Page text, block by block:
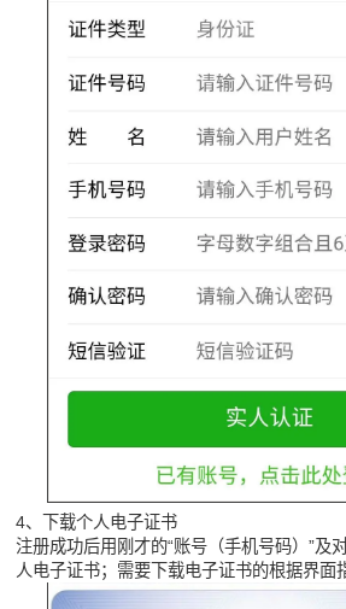
4、下载个人电子证书
注册成功后用刚才的“账号（手机号码）”及
人电子证书；需要下载电子证书的根据界面